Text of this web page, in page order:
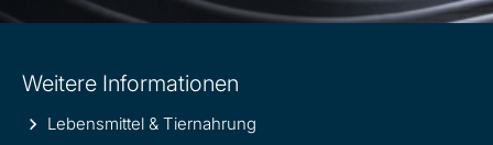
information
Weitere Informationen
Lebensmittel & Tiernahrung